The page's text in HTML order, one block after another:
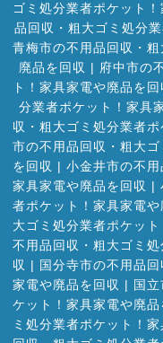
ゴミ処分業者ポケット
品回収・粗大ゴミ処分
青梅市の不用品回収・
廃品を回収 | 府中市の
ト！家具家電や廃品を回
分業者ポケット！家具
収・粗大ゴミ処分業者
市の不用品回収・粗大
を回収 | 小金井市の不用
家具家電や廃品を回収 |
者ポケット！家具家電や
大ゴミ処分業者ポケッ
不用品回収・粗大ゴミ
収 | 国分寺市の不用品
家電や廃品を回収 | 国
ケット！家具家電や廃品
ミ処分業者ポケット！